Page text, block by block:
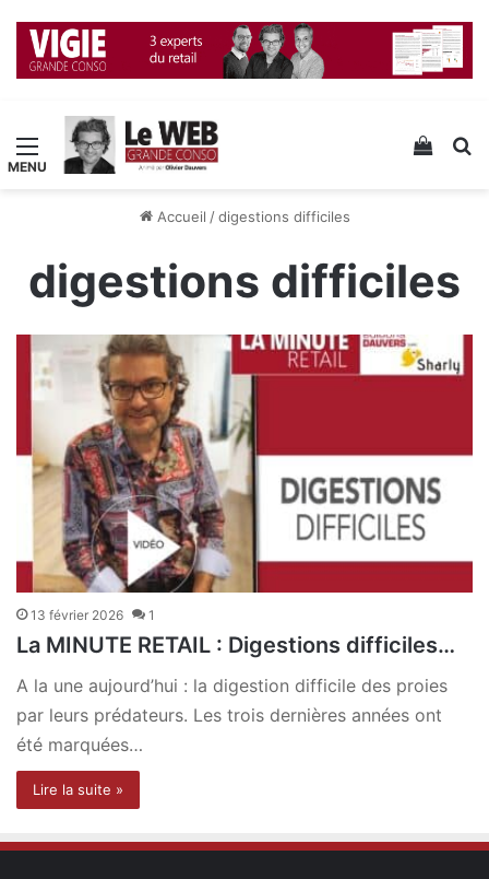
Menu Voir
Accueil / digestions difficiles
digestions difficiles
13 février 2026 1
La MINUTE RETAIL : Digestions difficiles…
A la une aujourd’hui : la digestion difficile des proies
par leurs prédateurs. Les trois dernières années ont
été marquées…
Lire la suite »